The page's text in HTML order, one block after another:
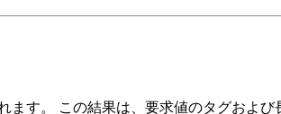
す。 この結果は、要求値のタグおよび